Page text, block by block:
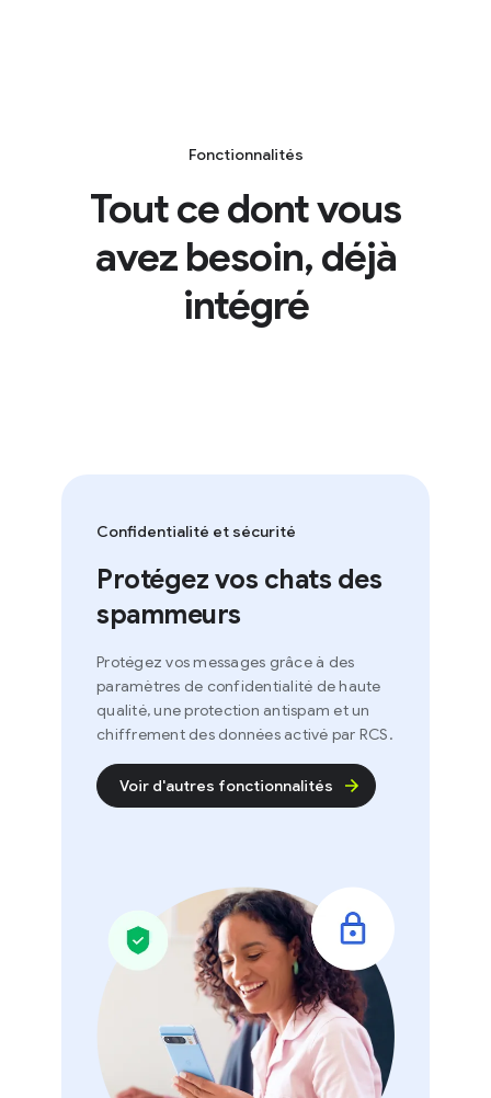
Fonctionnalités
Tout ce dont vous
avez besoin, déjà
intégré
Confidentialité et sécurité
Protégez vos chats des
spammeurs
Protégez vos messages grâce à des
paramètres de confidentialité de haute
qualité, une protection antispam et un
chiffrement des données activé par RCS.
Voir d'autres fonctionnalités